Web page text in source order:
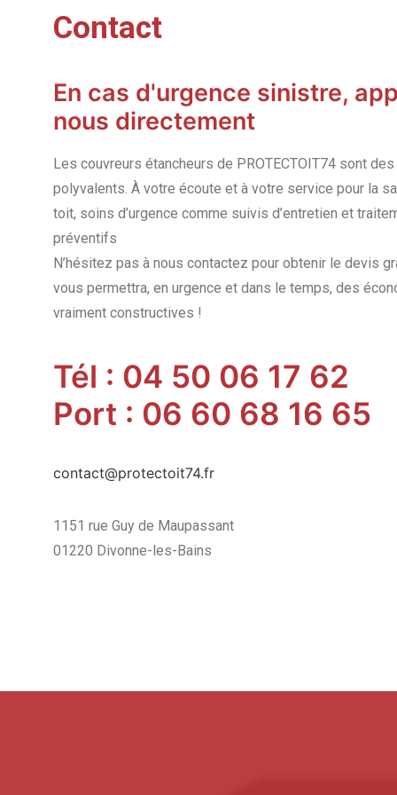
Contact
En cas d'urgence sinistre,
nous directement
Les couvreurs étancheurs de PROTECTOIT74 sont
polyvalents. À votre écoute et à votre service pour la
toit, soins d’urgence comme suivis d’entretien et
préventifs
N’hésitez pas à nous contactez pour obtenir le devis
vous permettra, en urgence et dans le temps, des
vraiment constructives !
Tél : 04 50 06 17 62
Port : 06 60 68 16 65
contact@protectoit74.fr
1151 rue Guy de Maupassant
01220 Divonne-les-Bains